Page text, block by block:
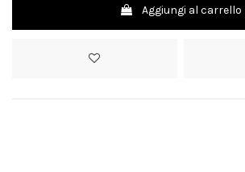
Aggiungi al carrello